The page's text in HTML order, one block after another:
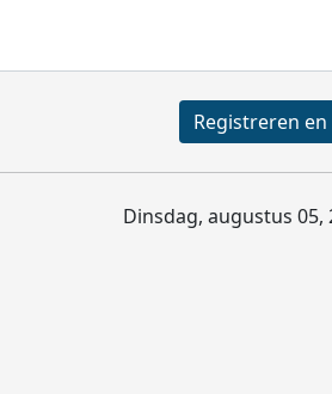
Dinsdag, augustus 05,